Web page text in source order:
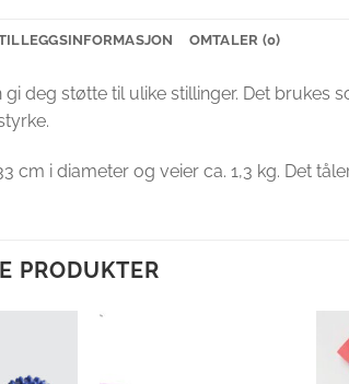
OMTALER (0)
gi deg støtte til ulike stillinger. Det brukes
cm i diameter og veier ca. 1,3 kg. Det
PRODUKTER
Legg til